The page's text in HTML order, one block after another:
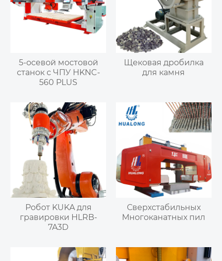
5-осевой мостовой
станок с ЧПУ HKNC-
560 PLUS
Щековая дробилка
для камня
Робот KUKA для
гравировки HLRB-
7A3D
Сверхстабильных
Многоканатных пил